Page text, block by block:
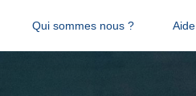
Qui sommes nous ? Aide